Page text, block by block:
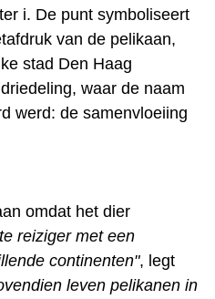
i. De punt symboliseert
van de pelikaan,
stad Den Haag
waar de naam
werd: de samenvloeiing
omdat het dier
reiziger met een
continenten", legt
leven pelikanen in